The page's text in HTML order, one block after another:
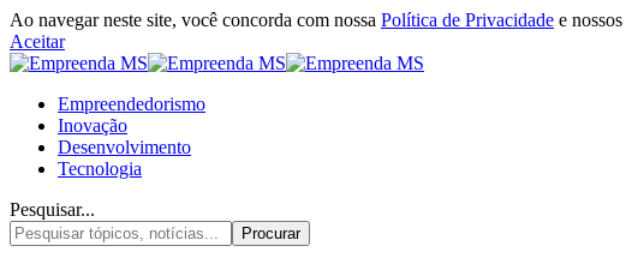
Ao navegar neste site, você concorda com nossa Política de Privacidade e nossos
Aceitar
Empreendedorismo
Inovação
Desenvolvimento
Tecnologia
Pesquisar...